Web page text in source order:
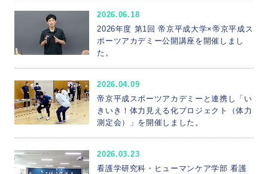
2026.06.18
2026年度 第1回 帝京平成大学×帝京平成ス
ポーツアカデミー公開講座を開催しまし
た。
2026.04.09
帝京平成スポーツアカデミーと連携し「い
きいき！体力見える化プロジェクト（体力
測定会）」を開催しました。
2026.03.23
看護学研究科・ヒューマンケア学部 看護